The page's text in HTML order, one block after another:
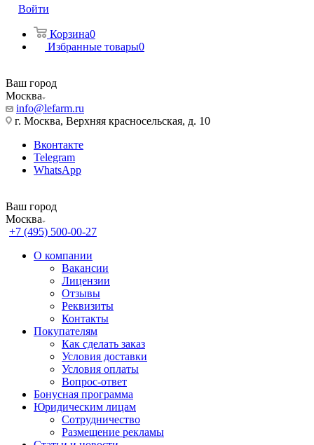
Войти
Корзина0
Избранные товары0
Ваш город
Москва
info@lefarm.ru
г. Москва, Верхняя красносельская, д. 10
Вконтакте
Telegram
WhatsApp
Ваш город
Москва
+7 (495) 500-00-27
О компании
Вакансии
Лицензии
Отзывы
Реквизиты
Контакты
Покупателям
Как сделать заказ
Условия доставки
Условия оплаты
Вопрос-ответ
Бонусная программа
Юридическим лицам
Сотрудничество
Размещение рекламы